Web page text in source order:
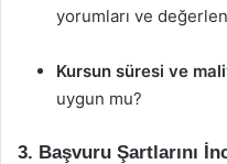
yorumları ve
Kursun süresi ve
uygun mu?
3. Başvuru Şartlarını